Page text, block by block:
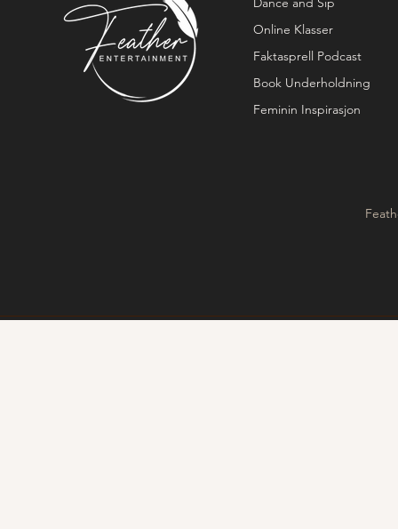
Online Klasser
Faktasprell Podcast
Book Underholdning
Feminin Inspirasjon